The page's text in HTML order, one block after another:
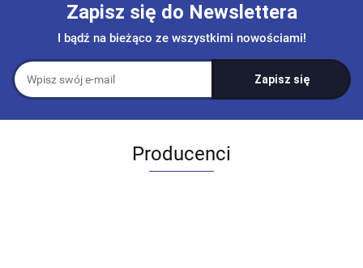
Zapisz się do Newslettera
I bądź na bieżąco ze wszystkimi nowościami!
Producenci